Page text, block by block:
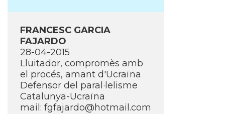
FRANCESC GARCIA
FAJARDO
28-04-2015
Lluitador, compromès amb
el procés, amant d'Ucraïna
Defensor del paral·lelisme
Catalunya-Ucraïna
mail: fgfajardo@hotmail.com